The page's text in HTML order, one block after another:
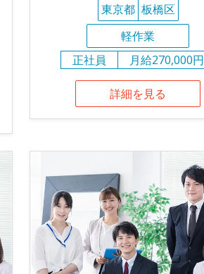
東京都 板橋区
軽作業
正社員
月給270,000円
詳細を見る